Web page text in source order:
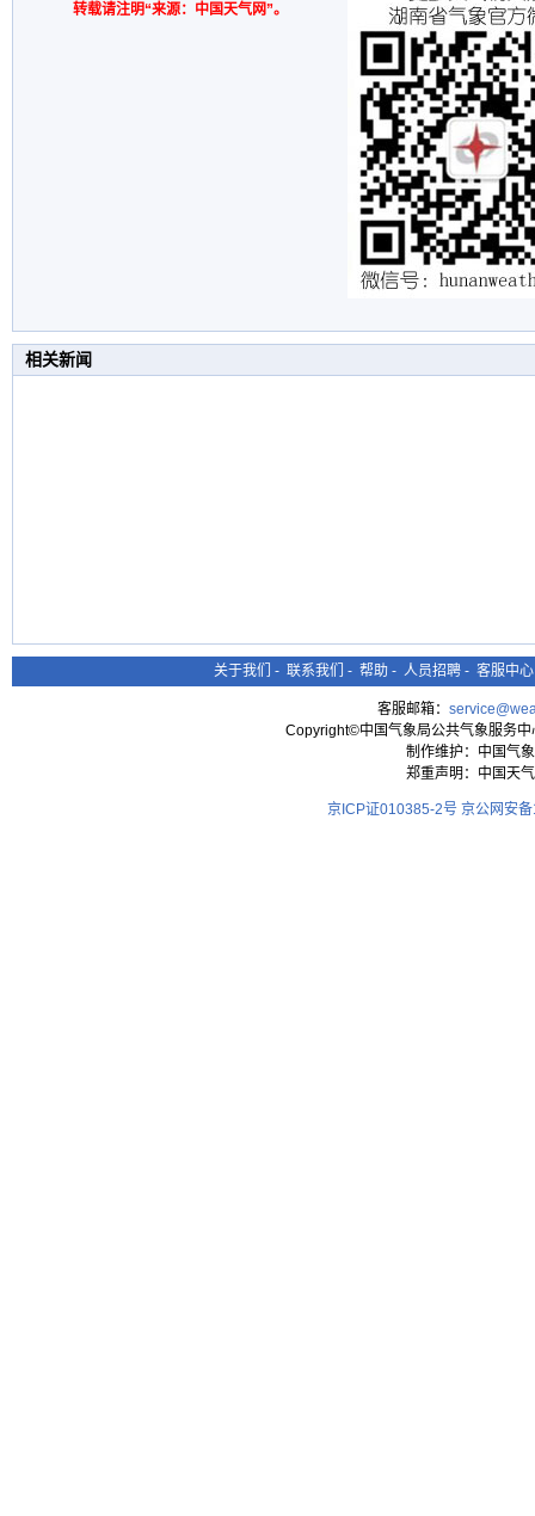
转载请注明“来源：中国天气网”。
相关新闻
关于我们 - 联系我们 - 帮助 - 人员招聘 - 客服中心
客服邮箱：
Copyright©中国气象局公共气象服务
制作维护：中国气
郑重声明：中国天
京ICP证010385-2号 京公网安